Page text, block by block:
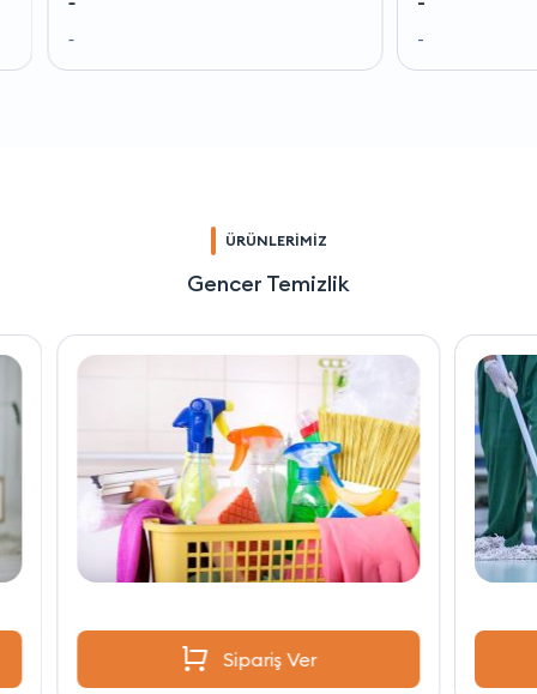
ÜRÜNLERİMİZ
Gencer Temizlik
Sipariş Ver